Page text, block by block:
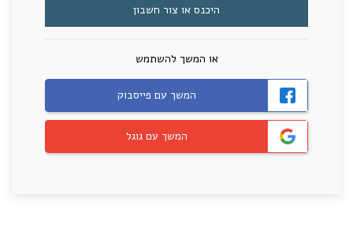
היכנס או צור חשבון
או המשך להשתמש
המשך עם פייסבוק
המשך עם גוגל